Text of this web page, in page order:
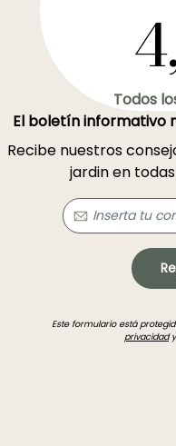
Todos
El boletín informativo
Recibe nuestros
jardin en
Este formulario está
privacidady